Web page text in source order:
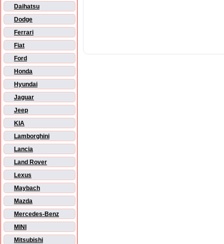
Daihatsu
Dodge
Ferrari
Fiat
Ford
Honda
Hyundai
Jaguar
Jeep
KIA
Lamborghini
Lancia
Land Rover
Lexus
Maybach
Mazda
Mercedes-Benz
MINI
Mitsubishi